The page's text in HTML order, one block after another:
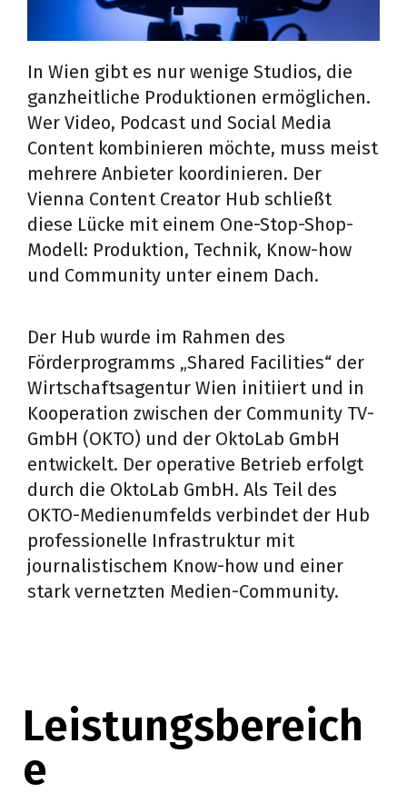
In Wien gibt es nur wenige Studios, die
ganzheitliche Produktionen ermöglichen.
Wer Video, Podcast und Social Media
Content kombinieren möchte, muss meist
mehrere Anbieter koordinieren. Der
Vienna Content Creator Hub schließt
diese Lücke mit einem One-Stop-Shop-
Modell: Produktion, Technik, Know-how
und Community unter einem Dach.
Der Hub wurde im Rahmen des
Förderprogramms „Shared Facilities“ der
Wirtschaftsagentur Wien initiiert und in
Kooperation zwischen der Community TV-
GmbH (OKTO) und der OktoLab GmbH
entwickelt. Der operative Betrieb erfolgt
durch die OktoLab GmbH. Als Teil des
OKTO-Medienumfelds verbindet der Hub
professionelle Infrastruktur mit
journalistischem Know-how und einer
stark vernetzten Medien-Community.
Leistungsbereich
e